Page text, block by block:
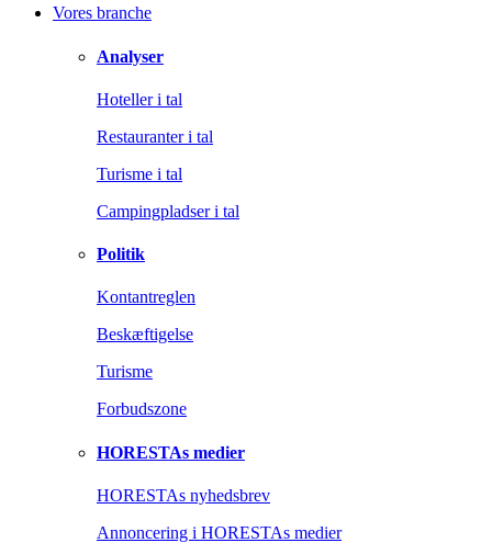
Vores branche
Analyser
Hoteller i tal
Restauranter i tal
Turisme i tal
Campingpladser i tal
Politik
Kontantreglen
Beskæftigelse
Turisme
Forbudszone
HORESTAs medier
HORESTAs nyhedsbrev
Annoncering i HORESTAs medier